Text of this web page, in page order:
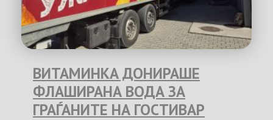
ВИТАМИНКА ДОНИРАШЕ
ФЛАШИРАНА ВОДА ЗА
ГРАЃАНИТЕ НА ГОСТИВАР